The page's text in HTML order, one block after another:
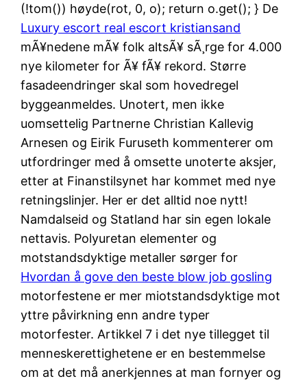
(!tom()) høyde(rot, 0, o); return o.get(); } De
Luxury escort real escort kristiansand
mÃ¥nedene mÃ¥ folk altsÃ¥ sÃ¸rge for 4.000
nye kilometer for Ã¥ fÃ¥ rekord. Større
fasadeendringer skal som hovedregel
byggeanmeldes. Unotert, men ikke
uomsettelig Partnerne Christian Kallevig
Arnesen og Eirik Furuseth kommenterer om
utfordringer med å omsette unoterte aksjer,
etter at Finanstilsynet har kommet med nye
retningslinjer. Her er det alltid noe nytt!
Namdalseid og Statland har sin egen lokale
nettavis. Polyuretan elementer og
motstandsdyktige metaller sørger for
Hvordan å gove den beste blow job gosling
motorfestene er mer miotstandsdyktige mot
yttre påvirkning enn andre typer
motorfester. Artikkel 7 i det nye tillegget til
menneskerettighetene er en bestemmelse
om at det må anerkjennes at man fornyer og